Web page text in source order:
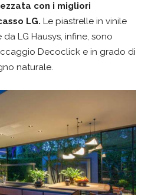
con i migliori
LG. Le piastrelle in vinile
LG Hausys, infine, sono
Decoclick e in grado di
naturale.